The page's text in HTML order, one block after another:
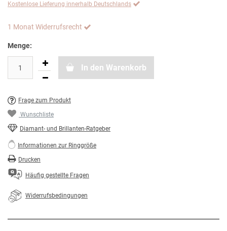
Kostenlose Lieferung innerhalb Deutschlands
1 Monat Widerrufsrecht
Menge:
In den Warenkorb
Frage zum Produkt
Wunschliste
Diamant- und Brillanten-Ratgeber
Informationen zur Ringgröße
Drucken
Häufig gestellte Fragen
Widerrufsbedingungen